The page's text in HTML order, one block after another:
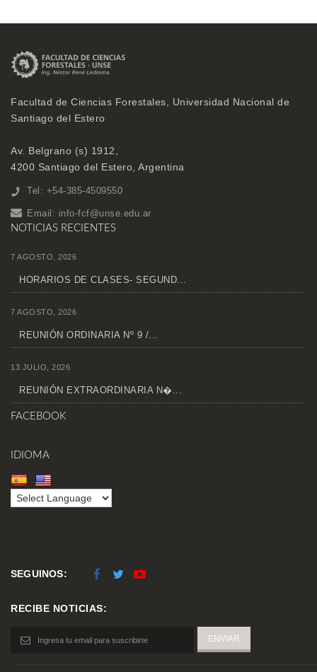
Facultad de Ciencias Forestales, Universidad Nacional de
Santiago del Estero
Av. Belgrano (s) 1912,
4200 Santiago del Estero, Argentina
Tel: +54-385-4509550
Email: info-fcf@unse.edu.ar
NOTICIAS RECIENTES
7 AGOSTO, 2026
HORARIOS DE CLASES- SEGUND...
7 AGOSTO, 2026
REUNIÓN ORDINARIA Nº 9 /...
13 JULIO, 2026
REUNIÓN EXTRAORDINARIA N�...
FACEBOOK
IDIOMA
SEGUINOS:
RECIBE NOTICIAS: